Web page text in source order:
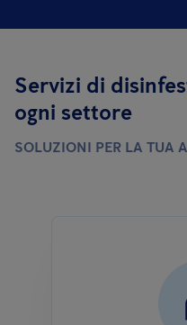
Servizi di
ogni settore
SOLUZIONI PER LA TUA